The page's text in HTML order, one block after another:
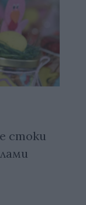
стоки